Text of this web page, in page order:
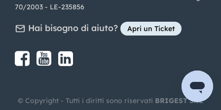
70/2003 - LE-235856
Hai bisogno di aiuto? Apri un Ticket
Share on Facebook
Share on youtube
© Copyright - Tutti i diritti sono riservati BRIGEST SRL